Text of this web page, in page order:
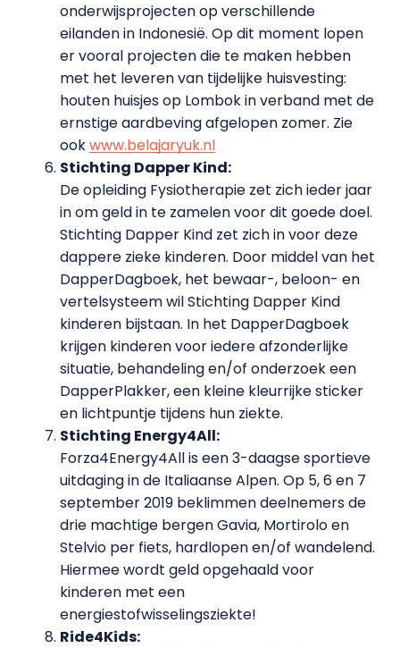
onderwijsprojecten op verschillende
eilanden in Indonesië. Op dit moment lopen
er vooral projecten die te maken hebben
met het leveren van tijdelijke huisvesting:
houten huisjes op Lombok in verband met de
ernstige aardbeving afgelopen zomer. Zie
ookwww.belajaryuk.nl
Stichting Dapper Kind:
De opleiding Fysiotherapie zet zich ieder jaar
in om geld in te zamelen voor dit goede doel.
Stichting Dapper Kind zet zich in voor deze
dappere zieke kinderen. Door middel van het
DapperDagboek, het bewaar-, beloon- en
vertelsysteem wil Stichting Dapper Kind
kinderen bijstaan. In het DapperDagboek
krijgen kinderen voor iedere afzonderlijke
situatie, behandeling en/of onderzoek een
DapperPlakker, een kleine kleurrijke sticker
en lichtpuntje tijdens hun ziekte.
Stichting Energy4All:
Forza4Energy4All is een 3-daagse sportieve
uitdaging in de Italiaanse Alpen. Op 5, 6 en 7
september 2019 beklimmen deelnemers de
drie machtige bergen Gavia, Mortirolo en
Stelvio per fiets, hardlopen en/of wandelend.
Hiermee wordt geld opgehaald voor
kinderen met een
energiestofwisselingsziekte!
Ride4Kids: